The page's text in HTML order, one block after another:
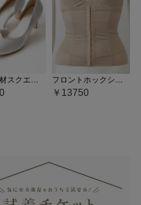
13750